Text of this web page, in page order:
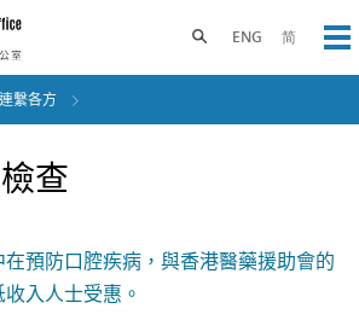
ENG 简
Toggle search panel
連繫各方
查
在預防口腔疾病，與香港醫藥援助會的
入人士受惠。